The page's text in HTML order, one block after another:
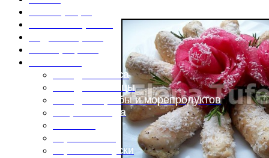
Блюда из мяса
Блюда из птицы
Блюда из рыбы и морепродуктов
Вторые блюда
Горячие закуски